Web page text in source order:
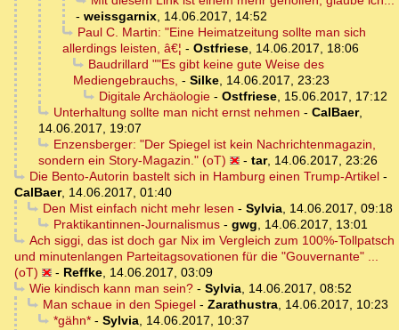
- weissgarnix, 14.06.2017, 14:52
Paul C. Martin: "Eine Heimatzeitung sollte man sich
allerdings leisten, â€¦ - Ostfriese, 14.06.2017, 18:06
Baudrillard ""Es gibt keine gute Weise des
Mediengebrauchs, - Silke, 14.06.2017, 23:23
Digitale Archäologie- Ostfriese, 15.06.2017, 17:12
Unterhaltung sollte man nicht ernst nehmen - CalBaer,
14.06.2017, 19:07
Enzensberger: "Der Spiegel ist kein Nachrichtenmagazin,
sondern ein Story-Magazin." (oT)
- tar, 14.06.2017, 23:26
Die Bento-Autorin bastelt sich in Hamburg einen Trump-Artikel-
CalBaer, 14.06.2017, 01:40
Den Mist einfach nicht mehr lesen - Sylvia, 14.06.2017, 09:18
Praktikantinnen-Journalismus- gwg, 14.06.2017, 13:01
Ach siggi, das ist doch gar Nix im Vergleich zum 100%-Tollpatsch
und minutenlangen Parteitagsovationen für die "Gouvernante" ...
(oT)
- Reffke, 14.06.2017, 03:09
Wie kindisch kann man sein?- Sylvia, 14.06.2017, 08:52
Man schaue in den Spiegel- Zarathustra, 14.06.2017, 10:23
*gähn*- Sylvia, 14.06.2017, 10:37